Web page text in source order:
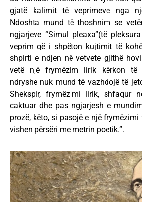
gjatë kalimit të veprimeve nga
Ndoshta mund të thoshnim se
ngjarjeve “Simul pleaxa”(të
veprim që i shpëton kujtimit të
shpirti e ndjen në vetvete gjithë
vetë një frymëzim lirik kërkon të
ndryshe nuk mund të vazhdojë të
Shekspir, frymëzimi lirik, shfaqur
caktuar dhe pas ngjarjesh e
prozë, këto, si pasojë e një
vishen përsëri me metrin poetik.”.